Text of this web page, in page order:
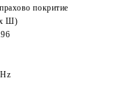
покритие
Ш)